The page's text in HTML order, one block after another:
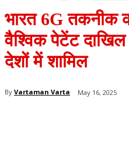
भारत 6G तकनीक
वैश्विक पेटेंट दाखिल
देशों में शामिल
By Vartaman Varta May 16, 2025